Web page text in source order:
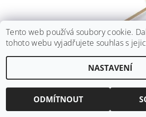
BRONZOVÝ NÁSTROJ K ZAŘÍZNUTÍ
Tento web používá soubory cookie.
tohoto webu vyjadřujete souhlas s
NASTAVENÍ
ODMÍTNOUT